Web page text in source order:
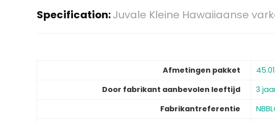
Specification:Juvale Kleine Hawaiiaanse
Afmetingen pakket
Door fabrikant aanbevolen leeftijd
‎3
Fabrikantreferentie